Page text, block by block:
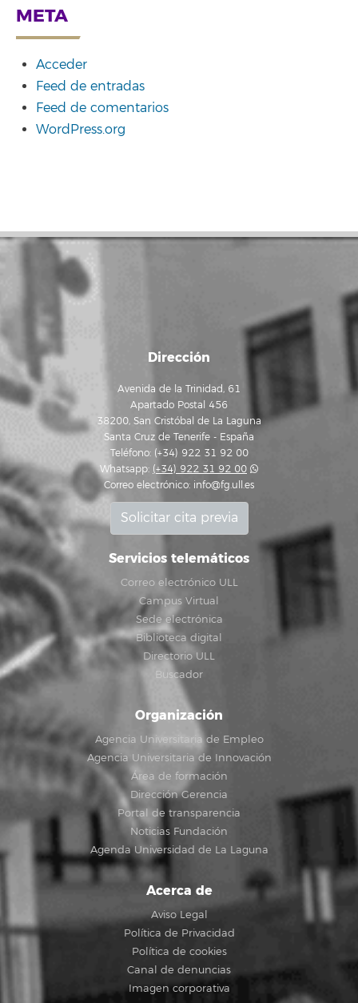
META
Acceder
Feed de entradas
Feed de comentarios
WordPress.org
Dirección
Avenida de la Trinidad, 61
Apartado Postal 456
38200, San Cristóbal de La Laguna
Santa Cruz de Tenerife - España
Teléfono: (+34) 922 31 92 00
Whatsapp: (+34) 922 31 92 00
Correo electrónico: info@fg.ull.es
Solicitar cita previa
Servicios telemáticos
Correo electrónico ULL
Campus Virtual
Sede electrónica
Biblioteca digital
Directorio ULL
Buscador
Organización
Agencia Universitaria de Empleo
Agencia Universitaria de Innovación
Área de formación
Dirección Gerencia
Portal de transparencia
Noticias Fundación
Agenda Universidad de La Laguna
Acerca de
Aviso Legal
Política de Privacidad
Política de cookies
Canal de denuncias
Imagen corporativa